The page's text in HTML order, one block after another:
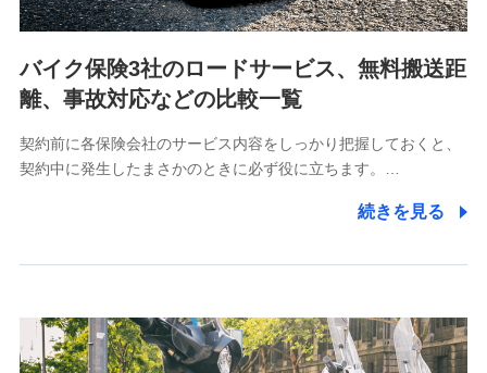
当社は株式会社NTTドコモとの間で、以下のとおり個
【共同して利用される利用データの項目】
取得した、以下の情報などの個人データ
氏名、電話番号、メールアドレス、お客さまの識別子、属
当社又は株式会社NTTドコモが提供する各種サービスなどの
ご契約・ご利用などに関する情報。例として、当社又は株式
会社NTTドコモが提供する各種サービスのご契約状態・ご利
バイク保険3社のロードサービス、無料搬送距
離、事故対応などの比較一覧
契約前に各保険会社のサービス内容をしっかり把握しておくと、
契約中に発生したまさかのときに必ず役に立ちます。…
続きを見る